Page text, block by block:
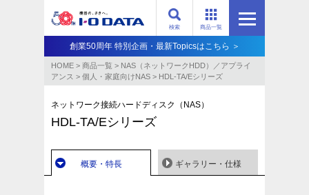
商品一覧
検索
創業50周年 特別企画・最新Topicsはこちら ＞
HOME > 商品一覧 > NAS（ネットワークHDD）／アプライ
アンス​ > 個人・家庭向けNAS > HDL-TA/Eシリーズ
ネットワーク接続ハードディスク（NAS）
HDL-TA/Eシリーズ
概要・特長 ギャラリー・仕様